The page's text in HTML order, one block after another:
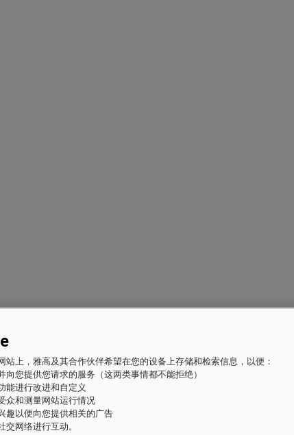
站上，雅高及其合作伙伴希望在您的设备上存储和检索信息，以便：
向您提供您请求的服务（这两类事情都不能拒绝）
能进行改进和自定义
众和测量网站运行情况
趣以便向您提供相关的广告
交网络进行互动。